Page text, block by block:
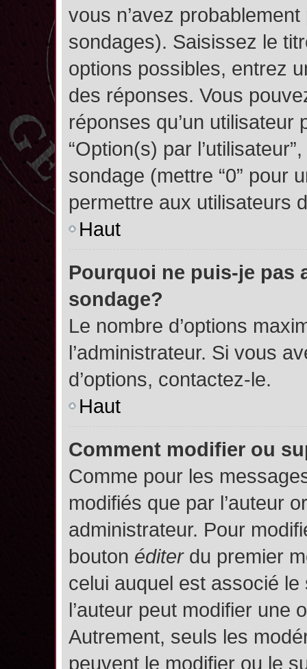
vous n’avez
sondages). Saisissez le
options possibles, entrez
des réponses. Vous
réponses qu’un
“Option(s) par
sondage (mettre “0” pour
permettre aux utilisateurs
Haut
Pourquoi ne puis-je pas
sondage?
Le nombre d’options
l’administrateur. Si vous
d’options, contactez-le.
Haut
Comment modifier ou
Comme pour les
modifiés que par l’auteur
administrateur. Pour
bouton éditerdu premier
celui auquel est associé le
l’auteur peut modifier une
Autrement, seuls les
peuvent le modifier ou le